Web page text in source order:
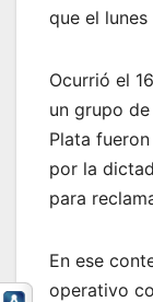
que el
Ocurrió el
un grupo
Plata
por la
para
En ese
operativo